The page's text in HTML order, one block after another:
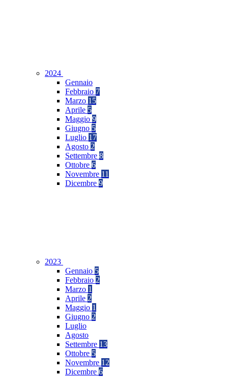
2024
Gennaio
Febbraio 7
Marzo 15
Aprile 5
Maggio 9
Giugno 5
Luglio 17
Agosto 2
Settembre 8
Ottobre 6
Novembre 11
Dicembre 9
2023
Gennaio 5
Febbraio 2
Marzo 1
Aprile 2
Maggio 1
Giugno 2
Luglio
Agosto
Settembre 13
Ottobre 5
Novembre 12
Dicembre 6